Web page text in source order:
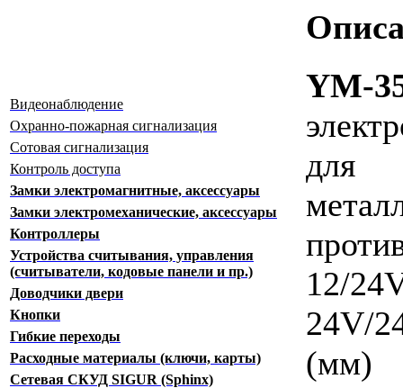
Видеонаблюдение
Охранно-пожарная сигнализация
Сотовая сигнализация
Контроль доступа
Замки электромагнитные, аксессуары
Замки электромеханические, аксессуары
Контроллеры
Устройства считывания, управления
(считыватели, кодовые панели и пр.)
Доводчики двери
Кнопки
Гибкие переходы
Расходные материалы (ключи, карты)
Сетевая СКУД SIGUR (Sphinx)
YM-
12/
24V/
(мм)